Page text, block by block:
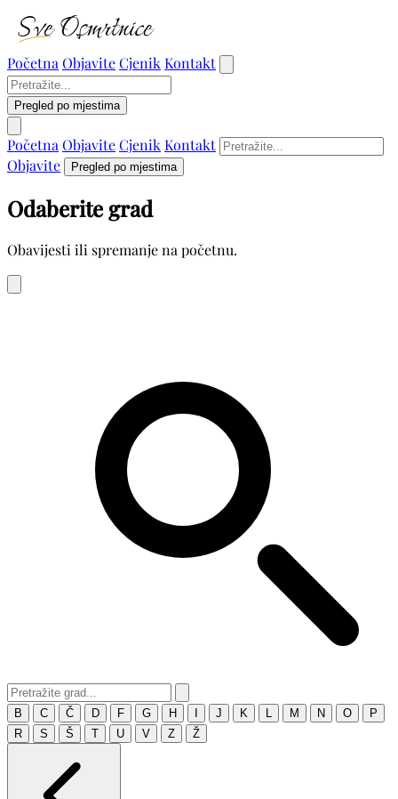
Početna ObjaviteCjenik Kontakt
Pregled po mjestima
Početna ObjaviteCjenik Kontakt
Objavite
Pregled po mjestima
Odaberite grad
Obavijesti ili spremanje na početnu.
B C Č D F G H J K M N O
P
R
S Š T U V Z Ž